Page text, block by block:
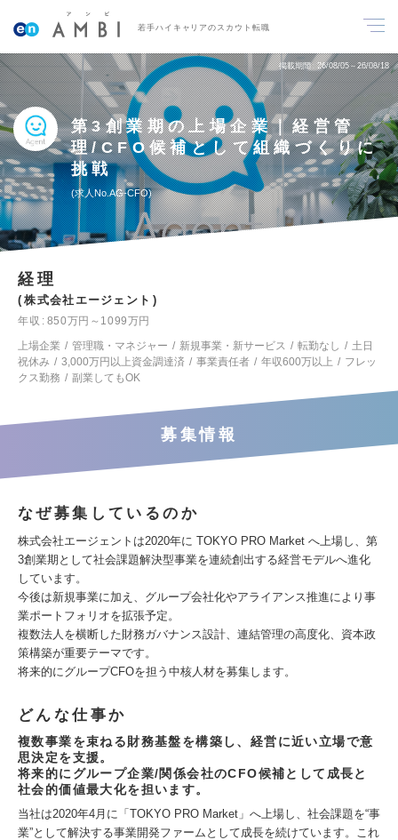
若手ハイキャリアのスカウト転職
掲載期間 26/08/05～26/08/18
第3創業期の上場企業｜経営管
理/CFO候補として組織づくりに
挑戦
求人No.AG-CFO
経理
株式会社エージェント
年収
850万円～1099万円
上場企業
管理職・マネジャー 新規事業・新サービス 転勤なし
土日
祝休み
3,000万円以上資金調達済 事業責任者 年収600万以上
フレッ
クス勤務
副業してもOK
募集情報
なぜ募集しているのか
株式会社エージェントは2020年に TOKYO PRO Market へ上場し、第
3創業期として社会課題解決型事業を連続創出する経営モデルへ進化
しています。
今後は新規事業に加え、グループ会社化やアライアンス推進により事
業ポートフォリオを拡張予定。
複数法人を横断した財務ガバナンス設計、連結管理の高度化、資本政
策構築が重要テーマです。
将来的にグループCFOを担う中核人材を募集します。
どんな仕事か
複数事業を束ねる財務基盤を構築し、経営に近い立場で意
思決定を支援。
将来的にグループ企業/関係会社のCFO候補として成長と
社会的価値最大化を担います。
当社は2020年4月に「TOKYO PRO Market」へ上場し、社会課題を“事
業”として解決する事業開発ファームとして成長を続けています。これ